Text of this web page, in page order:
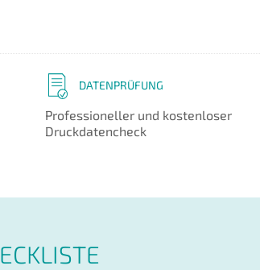
DATENPRÜFUNG
Professioneller und kostenloser
Druckdatencheck